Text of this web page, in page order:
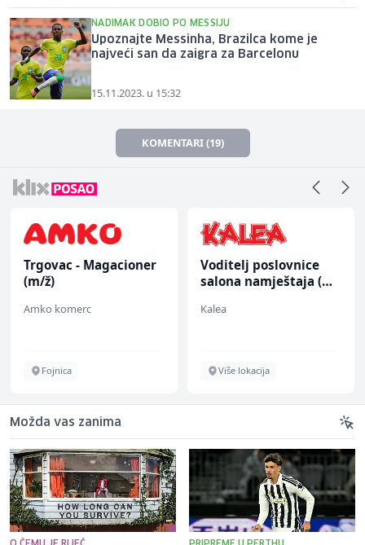
NADIMAK DOBIO PO MESSIJU
Upoznajte Messinha, Brazilca kome je
najveći san da zaigra za Barcelonu
15.11.2023. u 15:32
KOMENTARI (19)
Trgovac - Magacioner
(m/ž)
Amko komerc
Fojnica
Voditelj poslovnice
salona namještaja (m/
Kalea
Više lokacija
Možda vas zanima